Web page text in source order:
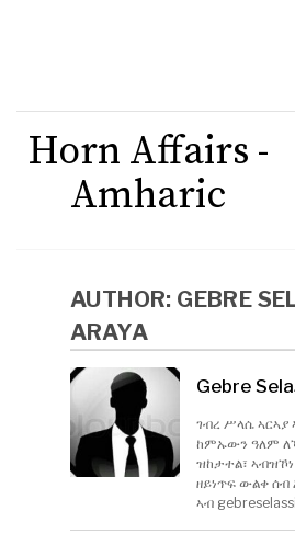
Horn Affairs -
Amharic
AUTHOR: GEBRE
ARAYA
Gebre
ገብረ ሥላሴ ኣርኣያ
ከምኡውን ዓለም
ዝከታተል፣
ዘይነጥፍ ውልቀ ሰብ
ኣብ